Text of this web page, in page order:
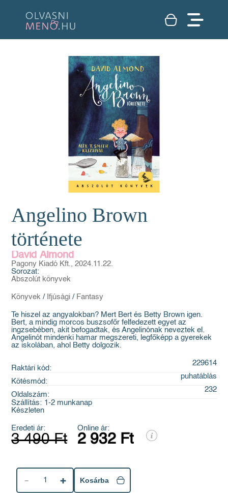
Angelino Brown
története
David Almond
Pagony Kiadó Kft., 2024.11.22.
Sorozat:
Abszolút könyvek
Könyvek / Ifjúsági / Fantasy
Te hiszel az angyalokban? Mert Bert és Betty Brown igen.
Bert, a mindig morcos buszsofőr felfedezett egyet az
ingzsebében, akit befogadtak, és Angelinónak neveztek el.
Angelinót mindenki hamar megszereti, legfőképp a gyerekek
az iskolában, ahol Betty dolgozik.
Raktári kód:
229614
Kötésmód:
puhatáblás
Oldalszám:
232
Szállítás: 1-2 munkanap
Készleten
Eredeti ár:
3 490 Ft
Online ár:
2 932 Ft
1 Kosárba